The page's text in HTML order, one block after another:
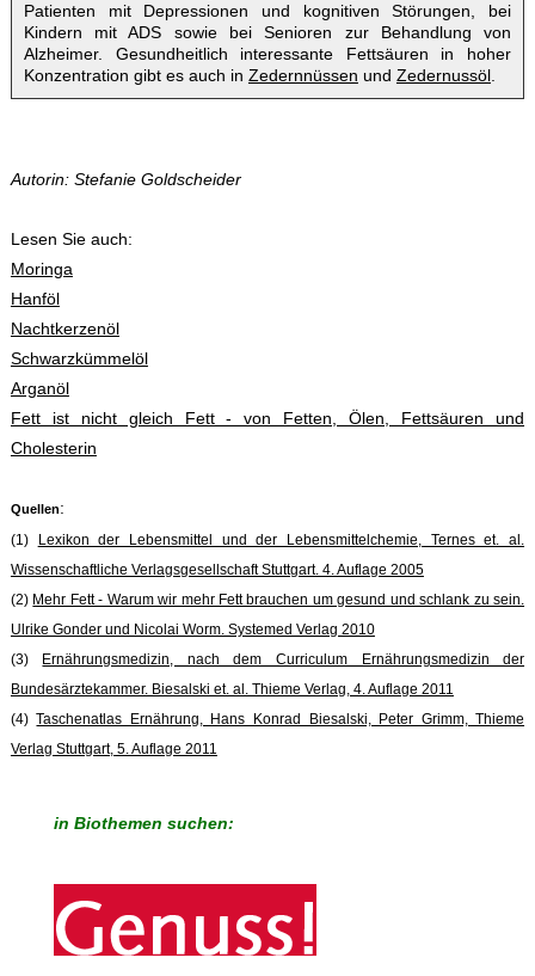
Patienten mit Depressionen und kognitiven Störungen, bei
Kindern mit ADS sowie bei Senioren zur Behandlung von
Alzheimer. Gesundheitlich interessante Fettsäuren in hoher
Konzentration gibt es auch in Zedernnüssen und Zedernussöl.
Autorin: Stefanie Goldscheider
Lesen Sie auch:
Moringa
Hanföl
Nachtkerzenöl
Schwarzkümmelöl
Arganöl
Fett ist nicht gleich Fett - von Fetten, Ölen, Fettsäuren und
Cholesterin
Quellen:
(1)
Lexikon der Lebensmittel und der Lebensmittelchemie, Ternes et. al.
Wissenschaftliche Verlagsgesellschaft Stuttgart. 4. Auflage 2005
(2) Mehr Fett - Warum wir mehr Fett brauchen um gesund und schlank zu sein.
Ulrike Gonder und Nicolai Worm. Systemed Verlag 2010
(3)
Ernährungsmedizin, nach dem Curriculum Ernährungsmedizin der
Bundesärztekammer. Biesalski et. al. Thieme Verlag, 4. Auflage 2011
(4)Taschenatlas Ernährung, Hans Konrad Biesalski, Peter Grimm, Thieme
Verlag Stuttgart, 5. Auflage 2011
in Biothemen suchen: